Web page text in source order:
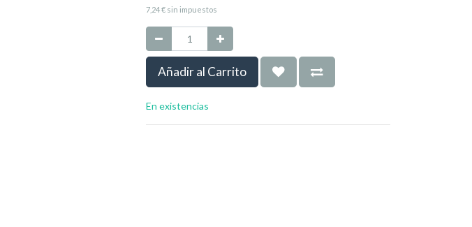
7,24€ sin impuestos
Añadir al Carrito
En existencias